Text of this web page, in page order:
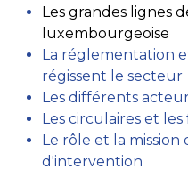
Les grandes lignes
luxembourgeoise
La réglementation
régissent le secteur
Les différents
Les circulaires et
Le rôle et la
d'intervention